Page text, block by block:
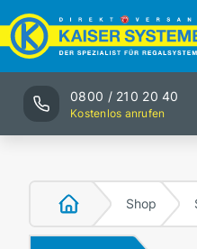
0800 / 210 20 40
Kostenlos anrufen
Shop